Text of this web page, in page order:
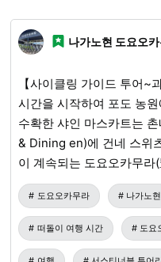
나가노현 도요오
【사이클링 가이드 투어~
시간을 시작하여 포도 농
수확한 샤인 마스카트는
& Dining en)에 건네 스위츠로 만듭니다
이 계속되는 도요오카무
사이클링하기에 매우 좋습
감으로 계속 이어집니다.
오카 여행 시간 홈페이지
를 기다리고 있습니다.
도요오카무라 나가노현
떠돌이 여행 시간 도요